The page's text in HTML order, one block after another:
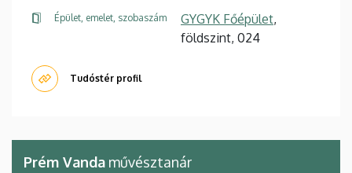
Épület, emelet, szobaszám GYGYK Főépület,
földszint, 024
Tudóstér profil
Prém Vanda művésztanár